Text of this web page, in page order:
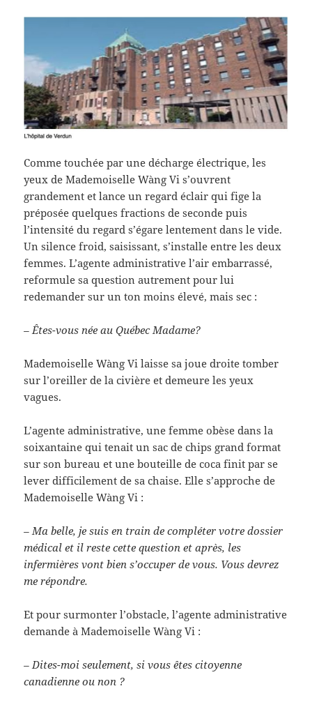
Comme touchée par une décharge électrique, les
yeux de Mademoiselle Wàng Vi s’ouvrent
grandement et lance un regard éclair qui fige la
préposée quelques fractions de seconde puis
l’intensité du regard s’égare lentement dans le vide.
Un silence froid, saisissant, s’installe entre les deux
femmes. L’agente administrative l’air embarrassé,
reformule sa question autrement pour lui
redemander sur un ton moins élevé, mais sec :
– Êtes-vous née au Québec Madame?
Mademoiselle Wàng Vi laisse sa joue droite tomber
sur l’oreiller de la civière et demeure les yeux
vagues.
L’agente administrative, une femme obèse dans la
soixantaine qui tenait un sac de chips grand format
sur son bureau et une bouteille de coca finit par se
lever difficilement de sa chaise. Elle s’approche de
Mademoiselle Wàng Vi :
– Ma belle, je suis en train de compléter votre dossier
médical et il reste cette question et après, les
infermières vont bien s’occuper de vous. Vous devrez
me répondre.
Et pour surmonter l’obstacle, l’agente administrative
demande à Mademoiselle Wàng Vi :
– Dites-moi seulement, si vous êtes citoyenne
canadienne ou non ?